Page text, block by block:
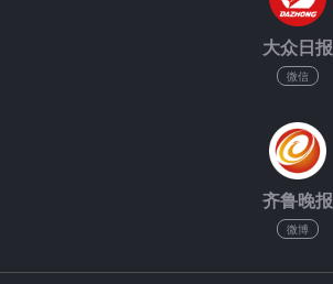
大众日报
微信
齐鲁晚报
微博